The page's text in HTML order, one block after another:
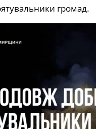
громад.